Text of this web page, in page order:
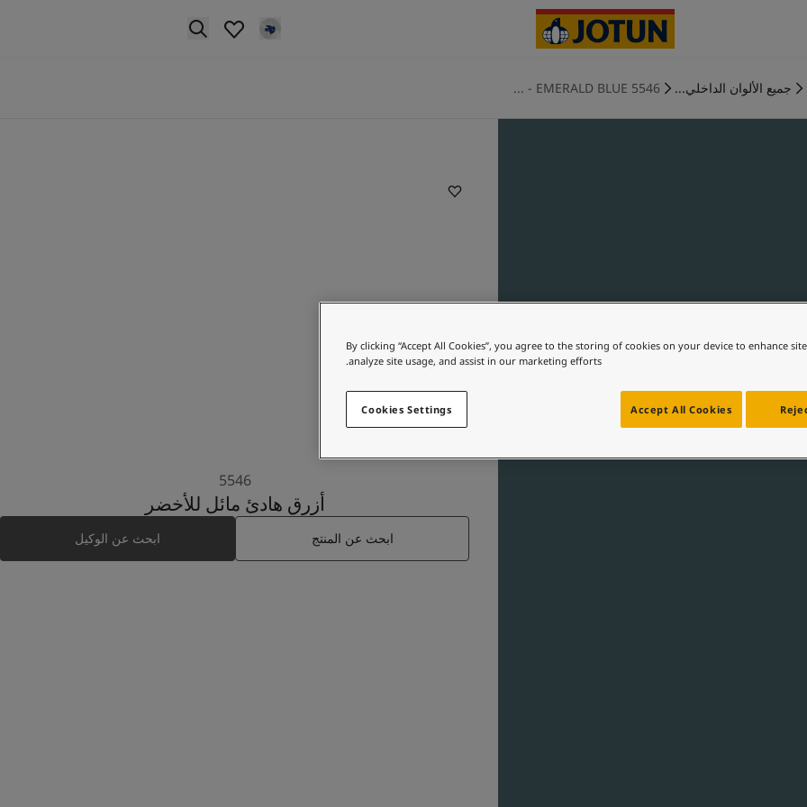
جميع الألوان الداخلي... 5546 EMERALD BLUE - ...
5546
أزرق هادئ مائل للأخضر
ابحث عن المنتج ابحث عن الوكيل
By clicking “Accept All Cookies”, you agree to the storing of cookies on your device to enhance
analyze site usage, and assist in our marketing efforts.
Accept All Cookies
Cookies Settings